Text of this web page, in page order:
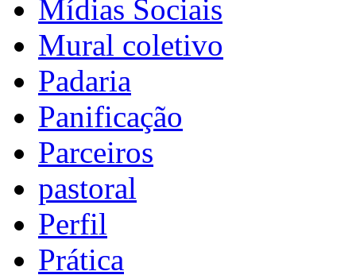
Mídias Sociais
Mural coletivo
Padaria
Panificação
Parceiros
pastoral
Perfil
Prática